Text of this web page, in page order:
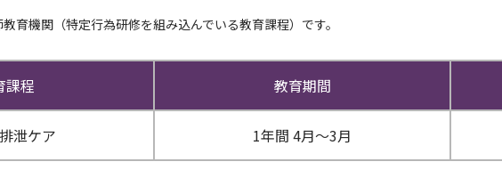
育機関（特定行為研修を組み込んでいる教育課程）です。
課程 教育期間
泄ケア 1年間 4月～3月